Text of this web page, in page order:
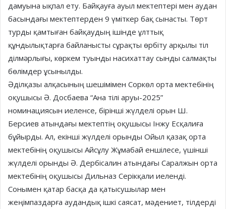
дамуына ықпал ету. Байқауға ауыл мектептері мен аудан
басындағы мектептерден 9 үміткер бақ сынасты. Төрт
турды қамтыған байқаудың ішінде ұлттық
құндылықтарға байланысты сұрақты өрбіту арқылы тіл
ділмәрлығы, көркем туынды насихаттау сынды салмақты
бөлімдер ұсынылды.
Әділқазы алқасының шешімімен Соркөл орта мектебінің
оқушысы Ә. Досбаева “Ана тілі аруы-2025”
номинациясын иеленсе, бірінші жүлделі орын Ш.
Берсиев атындағы мектептің оқушысы Інжу Есқалиға
бұйырды. Ал, екінші жүлделі орынды Ойыл қазақ орта
мектебінің оқушысы Айсұлу Жұмабай еншілесе, үшінші
жүлделі орынды Ә. Дербісалин атындағы Саралжын орта
мектебінің оқушысы Дильназ Серікқали иеленді.
Сонымен қатар басқа да қатысушылар мен
жеңімпаздарға аудандық ішкі саясат, мәдениет, тілдерді